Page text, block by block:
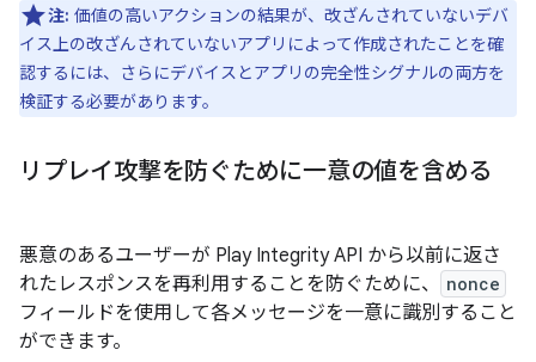
注: 価値の高いアクションの結果が、改ざんされていないデバ
イス上の改ざんされていないアプリによって作成されたことを確
認するには、さらにデバイスとアプリの完全性シグナルの両方を
検証する必要があります。
リプレイ攻撃を防ぐために一意の値を含める
悪意のあるユーザーが Play Integrity API から以前に返さ
れたレスポンスを再利用することを防ぐために、
nonce
フィールドを使用して各メッセージを一意に識別すること
ができます。